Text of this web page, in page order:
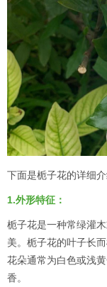
下面是栀子花的详细介
1.外形特征：
栀子花是一种常绿灌
美。栀子花的叶子长
花朵通常为白色或浅
香。